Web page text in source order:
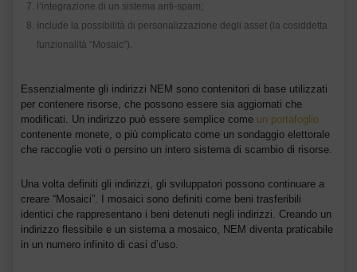
l‘integrazione di un sistema anti-spam;
Include la possibilità di personalizzazione degli asset (la cosiddetta
funzionalità “Mosaic”).
Essenzialmente gli indirizzi NEM sono contenitori di base utilizzati
per contenere risorse, che possono essere sia aggiornati che
modificati. Un indirizzo può essere semplice come un portafoglio
contenente monete, o più complicato come un sondaggio elettorale
che raccoglie voti o persino un intero sistema di scambio di risorse.
Una volta definiti gli indirizzi, gli sviluppatori possono continuare a
creare “Mosaici”. I mosaici sono definiti come beni trasferibili
identici che rappresentano i beni detenuti negli indirizzi. Creando un
indirizzo flessibile e un sistema a mosaico, NEM diventa praticabile
in un numero infinito di casi d’uso.